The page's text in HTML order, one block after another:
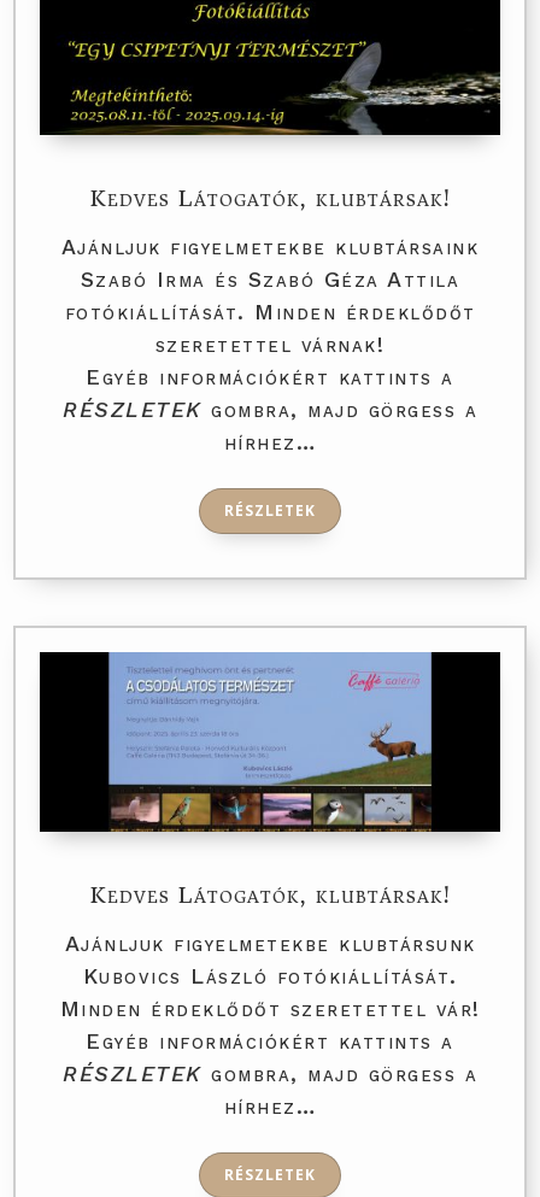
Kedves Látogatók, klubtársak!
Ajánljuk figyelmetekbe klubtársaink
Szabó Irma és Szabó Géza Attila
fotókiállítását. Minden érdeklődőt
szeretettel várnak!
Egyéb információkért kattints a
RÉSZLETEK gombra, majd görgess a
hírhez…
RÉSZLETEK
Kedves Látogatók, klubtársak!
Ajánljuk figyelmetekbe klubtársunk
Kubovics László fotókiállítását.
Minden érdeklődőt szeretettel vár!
Egyéb információkért kattints a
RÉSZLETEK gombra, majd görgess a
hírhez…
RÉSZLETEK